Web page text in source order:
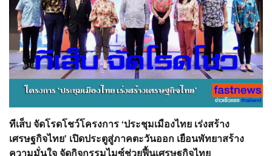
ทีเส็บ จัดโรดโชว์โครงการ ‘ประชุมเมืองไทย เร่งสร้าง
เศรษฐกิจไทย’ เปิดประตูสู่ภาคตะวันออก เยือนพัทยาสร้าง
ความมั่นใจ จัดกิจกรรมไมซ์ช่วยฟื้นเศรษฐกิจไทย